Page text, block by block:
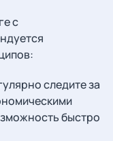
с
следите за
быстро